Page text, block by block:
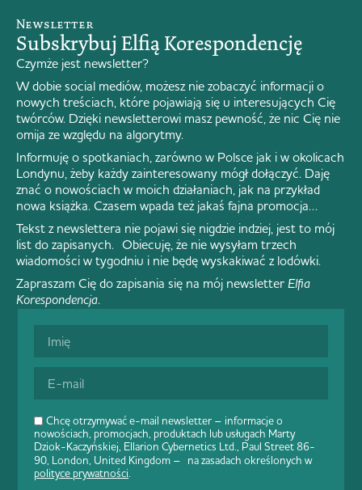
Chcę otrzymywać e-mail newsletter – informacje o
nowościach, promocjach, produktach lub usługach Marty
Dziok-Kaczyńskiej, Ellarion Cybernetics Ltd., Paul Street 86-
90, London, United Kingdom – na zasadach określonych w
polityce prywatności.
Newsletter
Subskrybuj Elfią Korespondencję
Czymże jest newsletter?
W dobie social mediów, możesz nie zobaczyć informacji o
nowych treściach, które pojawiają się u interesujących Cię
twórców. Dzięki newsletterowi masz pewność, że nic Cię nie
omija ze względu na algorytmy.
Informuję o spotkaniach, zarówno w Polsce jak i w okolicach
Londynu, żeby każdy zainteresowany mógł dołączyć. Daję
znać o nowościach w moich działaniach, jak na przykład
nowa książka. Czasem wpada też jakaś fajna promocja…
Tekst z newslettera nie pojawi się nigdzie indziej, jest to mój
list do zapisanych. Obiecuję, że nie wysyłam trzech
wiadomości w tygodniu i nie będę wyskakiwać z lodówki.
Zapraszam Cię do zapisania się na mój newsletter Elfia
Korespondencja.